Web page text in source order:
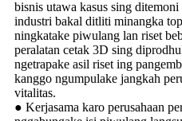
bisnis utawa kasus sing
industri bakal ditliti minangka
ningkatake piwulang lan riset
peralatan cetak 3D sing
ngetrapake asil riset ing
kanggo ngumpulake jangkah
vitalitas.
● Kerjasama karo perusahaan